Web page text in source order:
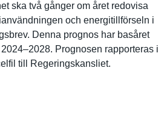
ska två gånger om året redovisa
och energitill­förseln i
Denna prognos har basåret
Prognosen rapportera­s i
till Regeringsk­ansliet.